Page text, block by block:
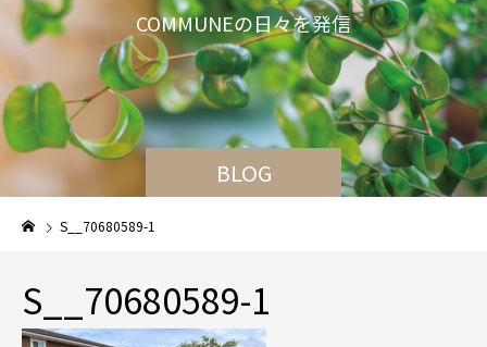
BLOG
MMUNEの日々を発信してい
S__70680589-1
S__70680589-1